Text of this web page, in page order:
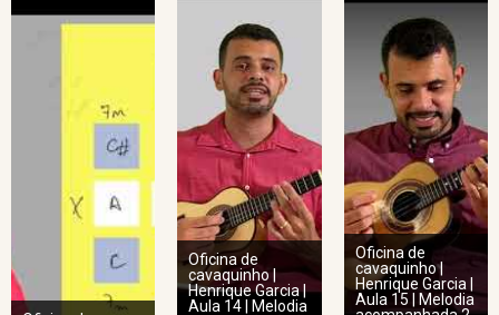
Oficina de
cavaquinho |
Henrique Garcia |
Aula 14 | Melodia
Oficina de
cavaquinho |
Henrique Garcia |
Aula 15 | Melodia